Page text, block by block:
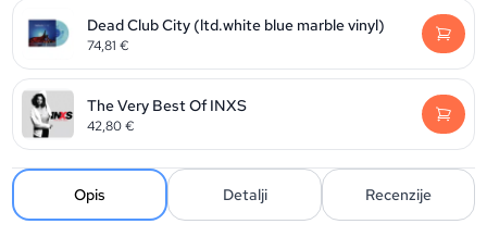
Dead Club City (ltd.white blue marble vinyl)
74,81€
The Very Best Of INXS
42,80€
Opis Detalji Recenzije